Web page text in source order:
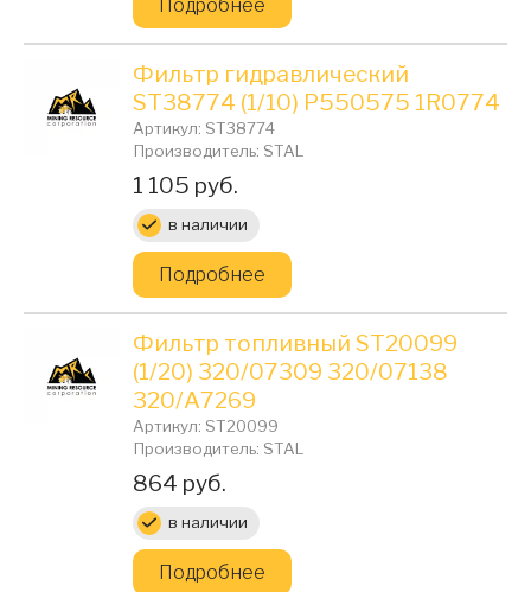
Подробнее
Фильтр гидравлический
ST38774 (1/10) P550575 1R0774
Артикул: ST38774
Производитель: STAL
Цена:
1 105 руб.
в наличии
Подробнее
Фильтр топливный ST20099
(1/20) 320/07309 320/07138
320/A7269
Артикул: ST20099
Производитель: STAL
Цена:
864 руб.
в наличии
Подробнее